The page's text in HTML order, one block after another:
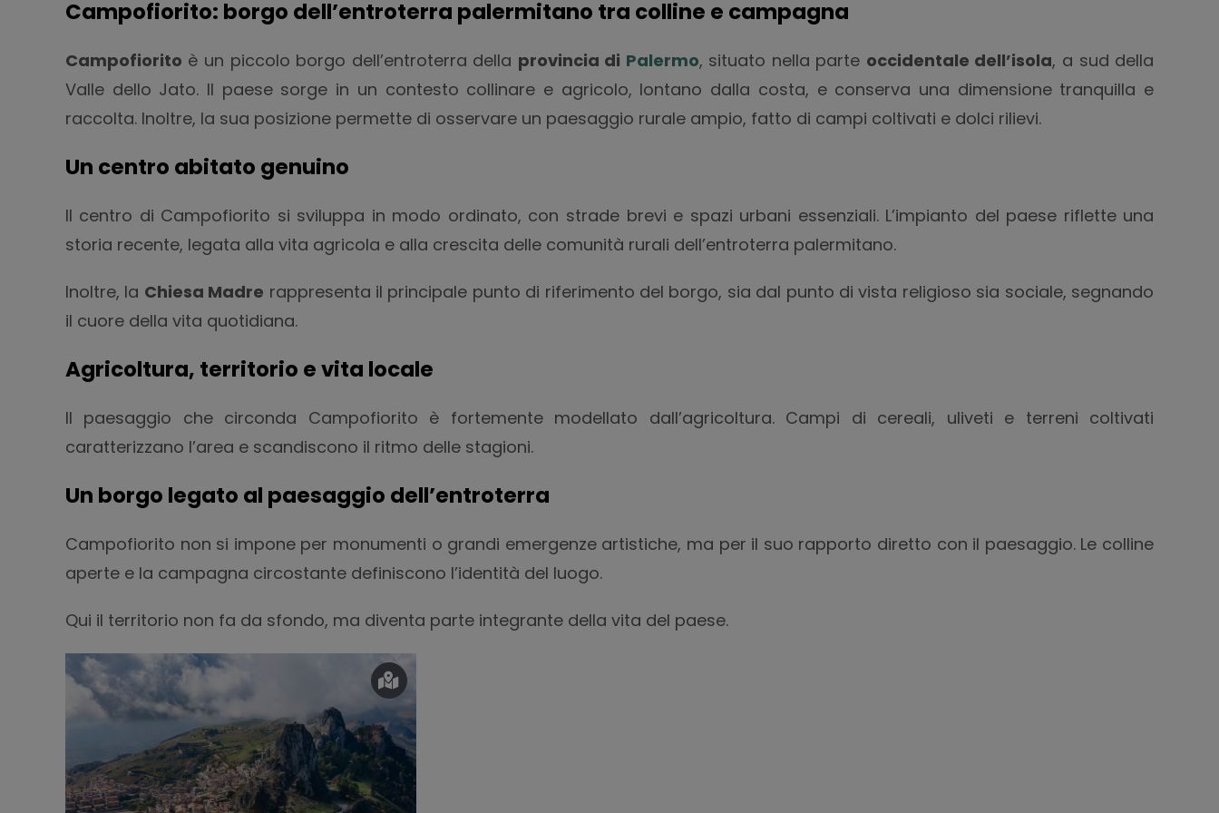
Campofiorito: borgo dell’entroterra palermitano tra colline e campagna
Campofiorito è un piccolo borgo dell’entroterra della provincia di Palermo, situato nella parte occidentale dell’isola, a sud della
Valle dello Jato. Il paese sorge in un contesto collinare e agricolo, lontano dalla costa, e conserva una dimensione tranquilla e
raccolta. Inoltre, la sua posizione permette di osservare un paesaggio rurale ampio, fatto di campi coltivati e dolci rilievi.
Un centro abitato genuino
Il centro di Campofiorito si sviluppa in modo ordinato, con strade brevi e spazi urbani essenziali. L’impianto del paese riflette una
storia recente, legata alla vita agricola e alla crescita delle comunità rurali dell’entroterra palermitano.
Inoltre, la Chiesa Madre rappresenta il principale punto di riferimento del borgo, sia dal punto di vista religioso sia sociale, segnando
il cuore della vita quotidiana.
Agricoltura, territorio e vita locale
Il paesaggio che circonda Campofiorito è fortemente modellato dall’agricoltura. Campi di cereali, uliveti e terreni coltivati
caratterizzano l’area e scandiscono il ritmo delle stagioni.
Un borgo legato al paesaggio dell’entroterra
Campofiorito non si impone per monumenti o grandi emergenze artistiche, ma per il suo rapporto diretto con il paesaggio. Le colline
aperte e la campagna circostante definiscono l’identità del luogo.
Qui il territorio non fa da sfondo, ma diventa parte integrante della vita del paese.